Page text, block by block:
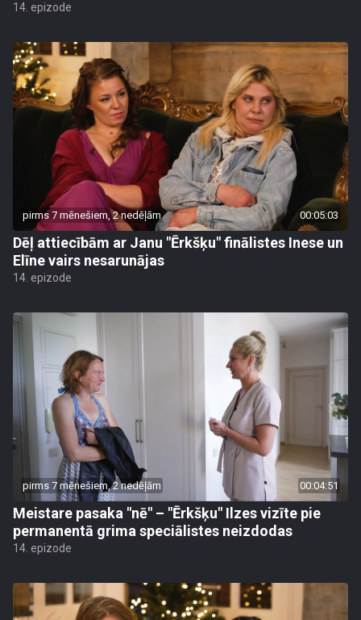
14. epizode
pirms 7 mēnešiem, 2 nedēļām 00:05:03
Dēļ attiecībām ar Janu "Ērkšķu" finālistes Inese un
Elīne vairs nesarunājas
14. epizode
pirms 7 mēnešiem, 2 nedēļām 00:04:51
Meistare pasaka "nē" – "Ērkšķu" Ilzes vizīte pie
permanentā grima speciālistes neizdodas
14. epizode